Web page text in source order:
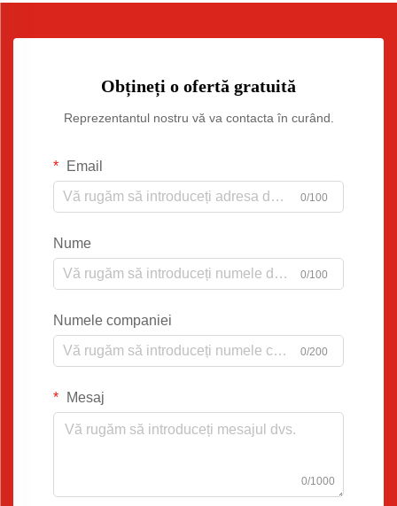
Obțineți o ofertă gratuită
Reprezentantul nostru vă va contacta în curând.
Email
0/100
Nume
0/100
Numele companiei
0/200
Mesaj
0/1000